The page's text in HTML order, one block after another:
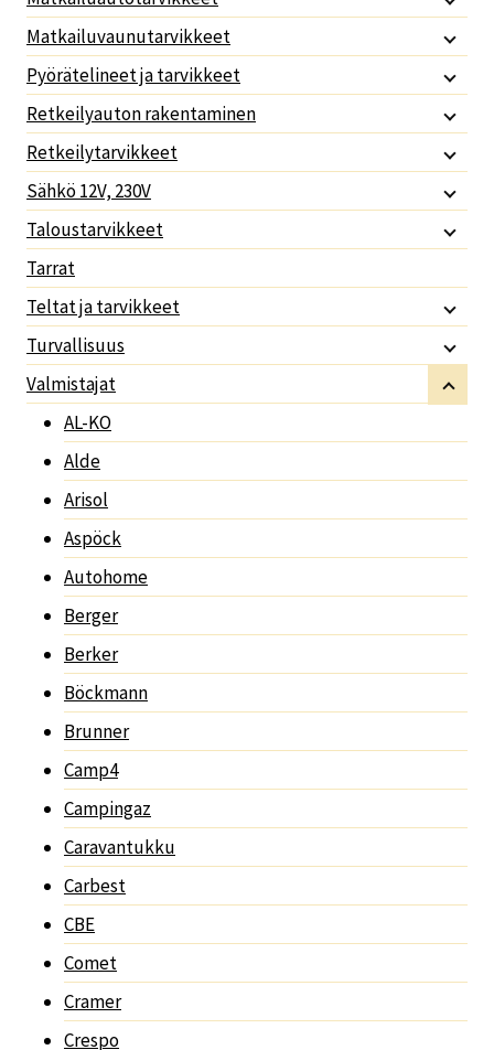
Matkailuvaunutarvikkeet
Pyörätelineet ja tarvikkeet
Retkeilyauton rakentaminen
Retkeilytarvikkeet
Sähkö 12V, 230V
Taloustarvikkeet
Tarrat
Teltat ja tarvikkeet
Turvallisuus
Valmistajat
AL-KO
Alde
Arisol
Aspöck
Autohome
Berger
Berker
Böckmann
Brunner
Camp4
Campingaz
Caravantukku
Carbest
CBE
Comet
Cramer
Crespo